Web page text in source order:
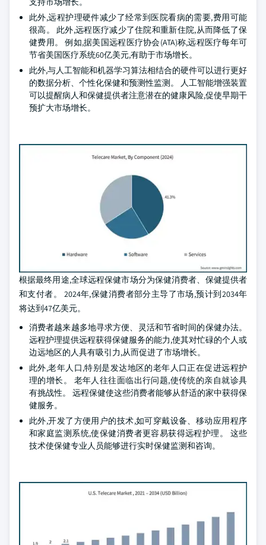
此外,远程护理硬件减少了经常到医院看病的需要,费用可能
很高。 此外,远程医疗减少了住院和重新住院,从而降低了保
健费用。 例如,据美国远程医疗协会(ATA)称,远程医疗每年可
节省美国医疗系统60亿美元,有助于市场增长。
此外,与人工智能和机器学习算法相结合的硬件可以进行更好
的数据分析、个性化保健和预测性监测。 人工智能增强装置
可以提醒病人和保健提供者注意潜在的健康风险,促使早期干
预扩大市场增长。
根据最终用途,全球远程保健市场分为保健消费者、保健提供者
和支付者。 2024年,保健消费者部分主导了市场,预计到2034年
将达到47亿美元。
消费者越来越多地寻求方便、灵活和节省时间的保健办法。
远程护理提供远程获得保健服务的能力,使其对忙碌的个人或
边远地区的人具有吸引力,从而促进了市场增长。
此外,老年人口,特别是发达地区的老年人口正在促进远程护
理的增长。 老年人往往面临出行问题,使传统的亲自就诊具
有挑战性。 远程保健使这些消费者能够从舒适的家中获得保
健服务。
此外,开发了方便用户的技术,如可穿戴设备、移动应用程序
和家庭监测系统,使保健消费者更容易获得远程护理。 这些
技术使保健专业人员能够进行实时保健监测和咨询。